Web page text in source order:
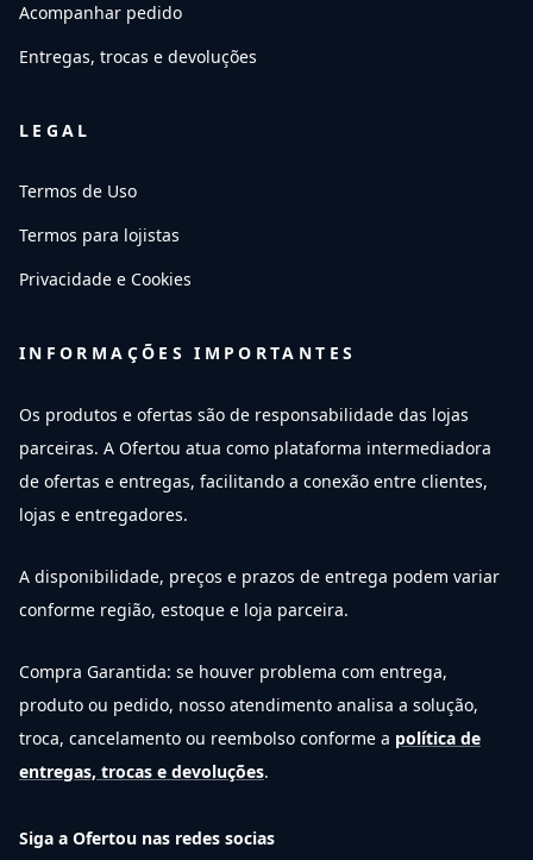
Acompanhar pedido
Entregas, trocas e devoluções
LEGAL
Termos de Uso
Termos para lojistas
Privacidade e Cookies
INFORMAÇÕES IMPORTANTES
Os produtos e ofertas são de responsabilidade das lojas
parceiras. A Ofertou atua como plataforma intermediadora
de ofertas e entregas, facilitando a conexão entre clientes,
lojas e entregadores.
A disponibilidade, preços e prazos de entrega podem variar
conforme região, estoque e loja parceira.
Compra Garantida: se houver problema com entrega,
produto ou pedido, nosso atendimento analisa a solução,
troca, cancelamento ou reembolso conforme a política de
entregas, trocas e devoluções.
Siga a Ofertou nas redes socias